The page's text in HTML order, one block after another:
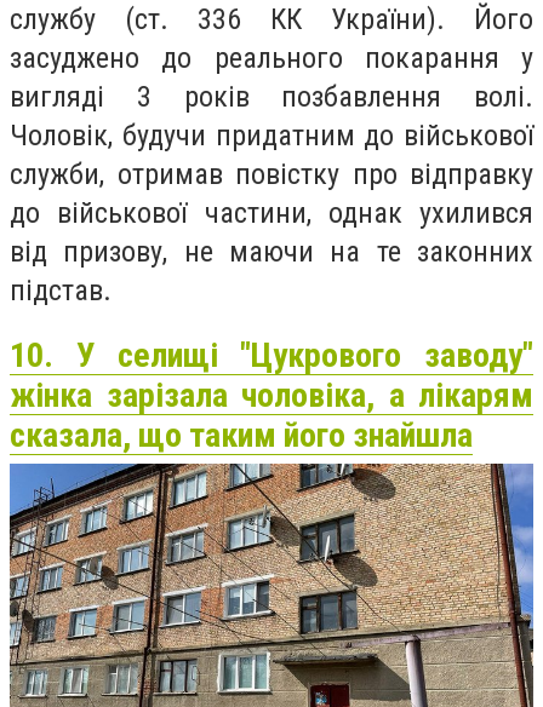
службу (ст. 336 КК України). Його
засуджено до реального покарання у
вигляді 3 років позбавлення волі.
Чоловік, будучи придатним до військової
служби, отримав повістку про відправку
до військової частини, однак ухилився
від призову, не маючи на те законних
підстав.
10. У селищі "Цукрового заводу"
жінка зарізала чоловіка, а лікарям
сказала, що таким його знайшла